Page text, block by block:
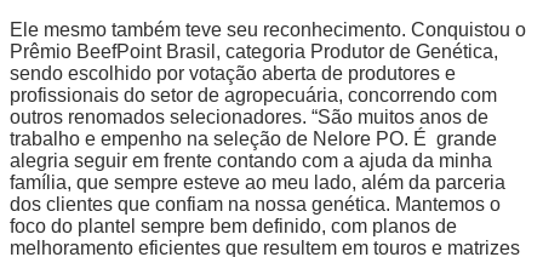
Ele mesmo também teve seu reconhecimento. Conquistou o
Prêmio BeefPoint Brasil, categoria Produtor de Genética,
sendo escolhido por votação aberta de produtores e
profissionais do setor de agropecuária, concorrendo com
outros renomados selecionadores. “São muitos anos de
trabalho e empenho na seleção de Nelore PO. É grande
alegria seguir em frente contando com a ajuda da minha
família, que sempre esteve ao meu lado, além da parceria
dos clientes que confiam na nossa genética. Mantemos o
foco do plantel sempre bem definido, com planos de
melhoramento eficientes que resultem em touros e matrizes